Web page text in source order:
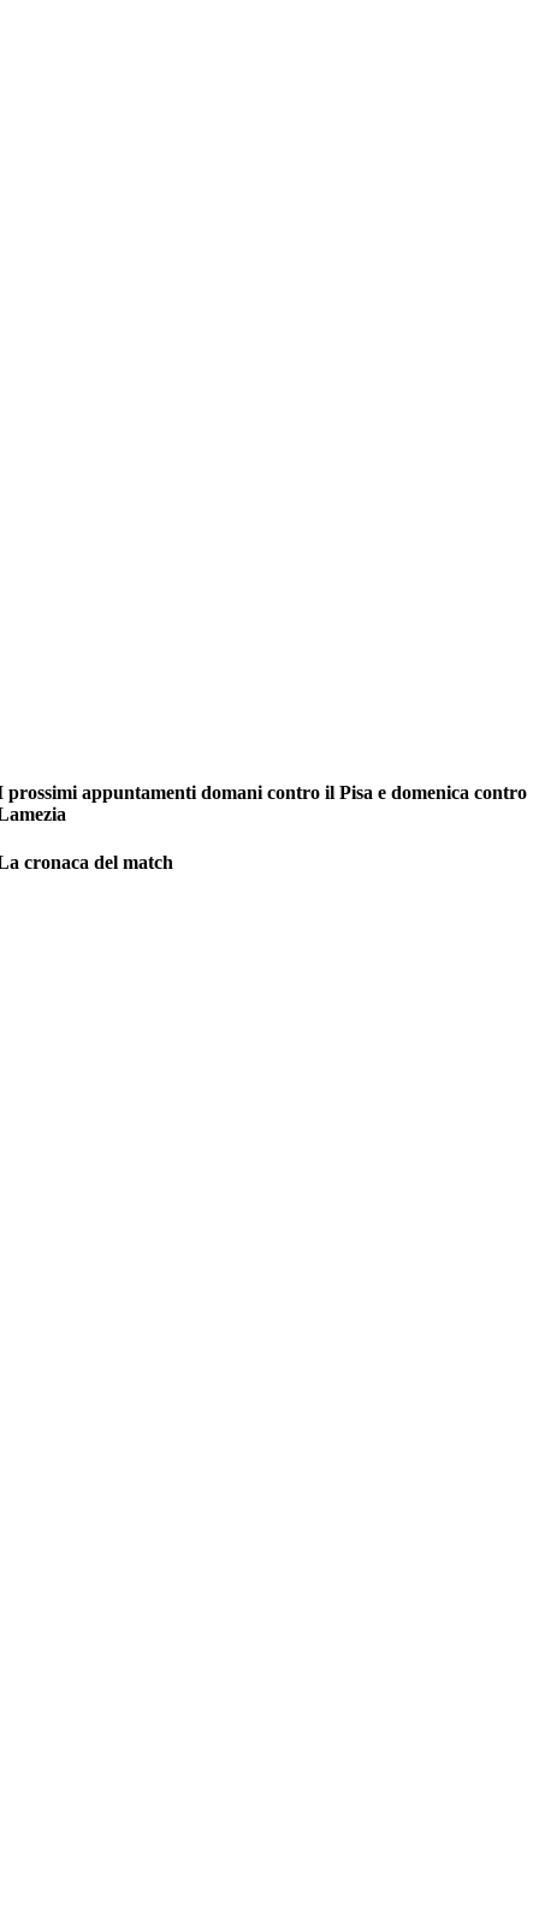
prossimi appuntamenti domani contro il Pisa e domenica contro
cronaca del match